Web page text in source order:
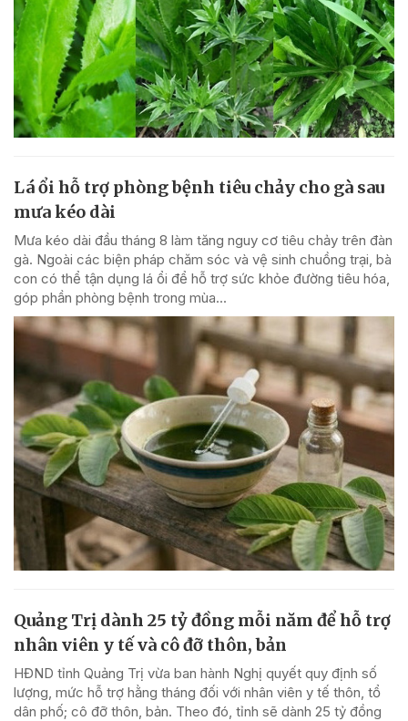
Lá ổi hỗ trợ phòng bệnh tiêu chảy cho gà sau
mưa kéo dài
Mưa kéo dài đầu tháng 8 làm tăng nguy cơ tiêu chảy trên đàn
gà. Ngoài các biện pháp chăm sóc và vệ sinh chuồng trại, bà
con có thể tận dụng lá ổi để hỗ trợ sức khỏe đường tiêu hóa,
góp phần phòng bệnh trong mùa...
Quảng Trị dành 25 tỷ đồng mỗi năm để hỗ trợ
nhân viên y tế và cô đỡ thôn, bản
HĐND tỉnh Quảng Trị vừa ban hành Nghị quyết quy định số
lượng, mức hỗ trợ hằng tháng đối với nhân viên y tế thôn, tổ
dân phố; cô đỡ thôn, bản. Theo đó, tỉnh sẽ dành 25 tỷ đồng